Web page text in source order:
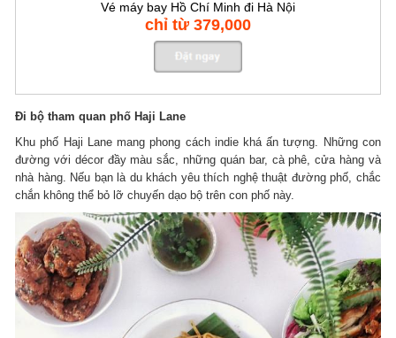
Vé máy bay Hồ Chí Minh đi Hà Nội
chỉ từ 379,000
Đi bộ tham quan phố Haji Lane
Khu phố Haji Lane mang phong cách indie khá ấn tượng. Những con
đường với décor đầy màu sắc, những quán bar, cà phê, cửa hàng và
nhà hàng. Nếu bạn là du khách yêu thích nghệ thuật đường phố, chắc
chắn không thể bỏ lỡ chuyến dạo bộ trên con phố này.